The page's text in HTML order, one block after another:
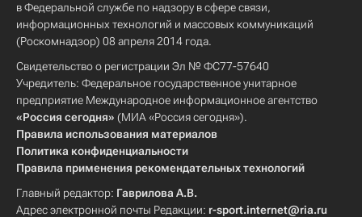
в Федеральной службе по надзору в сфере связи,
информационных технологий и массовых коммуникаций
(Роскомнадзор) 08 апреля 2014 года.
Свидетельство о регистрации Эл № ФС77-57640
Учредитель: Федеральное государственное унитарное
предприятие Международное информационное агентство
«Россия сегодня» (МИА «Россия сегодня»).
Правила использования материалов
Политика конфиденциальности
Правила применения рекомендательных технологий
Главный редактор: Гаврилова А.В.
Адрес электронной почты Редакции: r-sport.internet@ria.ru